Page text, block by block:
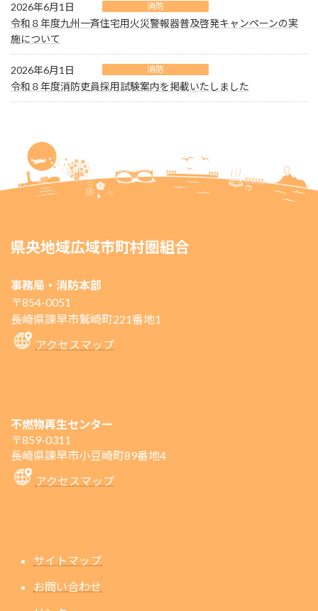
2026年6月1日 消防
令和８年度九州一斉住宅用火災警報器普及啓発キャンペーンの実
施について
2026年6月1日 消防
令和８年度消防吏員採用試験案内を掲載いたしました
県央地域広域市町村圏組合
事務局・消防本部
〒854-0051
長崎県諫早市鷲崎町221番地1
アクセスマップ
不燃物再生センター
〒859-0311
長崎県諫早市小豆崎町89番地4
アクセスマップ
サイトマップ
お問い合わせ